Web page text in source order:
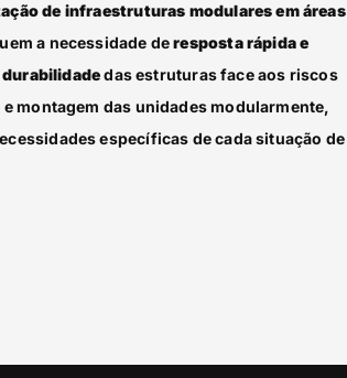
de infraestruturas modulares em áreas
a necessidade deresposta rápida e
das estruturas face aos riscos
montagem das unidades modularmente,
específicas de cada situação de